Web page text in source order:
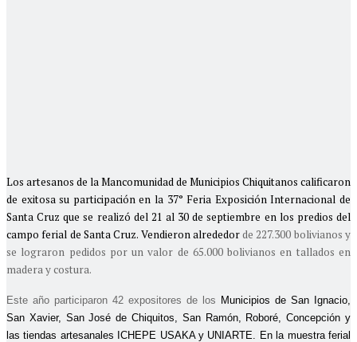
Los artesanos de la Mancomunidad de Municipios Chiquitanos calificaron
de exitosa su participación en la 37° Feria Exposición Internacional de
Santa Cruz que se realizó del 21 al 30 de septiembre en los predios del
campo ferial de Santa Cruz. Vendieron alrededorde 227.300 bolivianos y
se lograron pedidos por un valor de 65.000 bolivianos en tallados en
madera y costura.
Este año participaron 42 expositores de los Municipios de San Ignacio,
San Xavier, San José de Chiquitos, San Ramón, Roboré, Concepción y
las tiendas artesanales ICHEPE USAKA y UNIARTE. En la muestra ferial